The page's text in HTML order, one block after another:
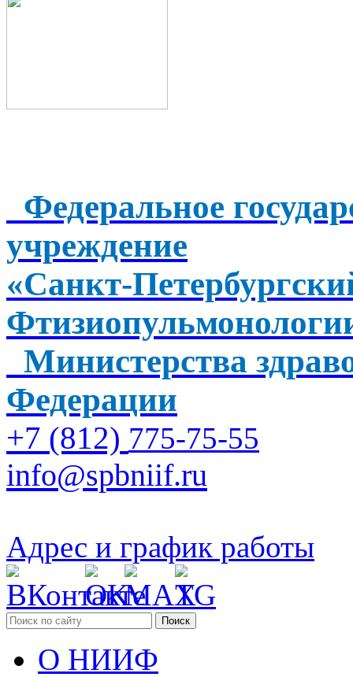
Федеральное
учреждение
«Санкт-
Министерства
Федерации
+7 (812) 775-75-55
info@spbniif.ru
Адрес и график работы
Поиск
О НИИФ